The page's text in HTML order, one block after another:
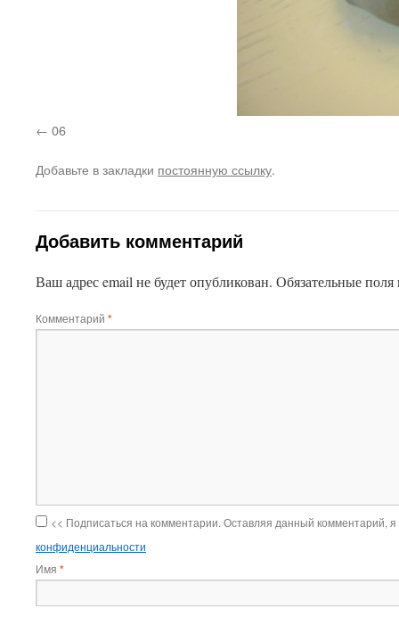
06
Добавьте в закладки постоянную ссылку.
Добавить комментарий
Ваш адрес email не будет опубликован. Обязательные
Комментарий *
<< Подписаться на комментарии. Оставляя данный комментарий,
конфиденциальности
Имя *